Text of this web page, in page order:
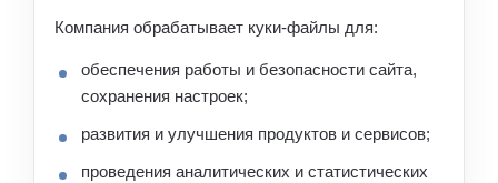
Компания обрабатывает куки-файлы для:
обеспечения работы и безопасности сайта,
сохранения настроек;
развития и улучшения продуктов и сервисов;
проведения аналитических и статистических